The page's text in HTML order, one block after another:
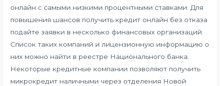
онлайн с самыми низкими процентными ставками. Для
повышения шансов получить кредит онлайн без отказа
подайте заявки в несколько финансовых организаций.
Список таких компаний и лицензионную информацию о
них можно найти в реестре Национального банка.
Некоторые кредитные компании позволяют получить
микрокредит наличными через отделения Новой